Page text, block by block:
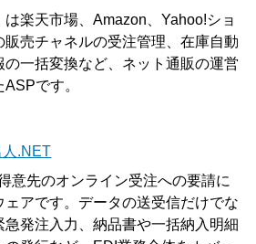
は楽天市場、Amazon、Yahoo!ショ
販売チャネルの受注管理、在庫自動
一括変換など、ネット通販の運営
です。
人.NET
意先のオンライン受注への要請に
アです。データの送受信だけでな
急発注入力、納品書や一括納入明細